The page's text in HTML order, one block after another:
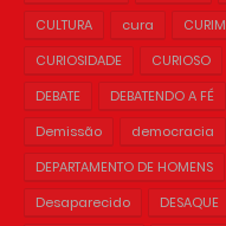
CULTURA
cura CURIM
CURIOSIDADE
CURIOSO
DEBATE
DEBATENDO A FÉ
Demissão
democracia
DEPARTAMENTO DE HOMENS
Desaparecido
DESAQUE